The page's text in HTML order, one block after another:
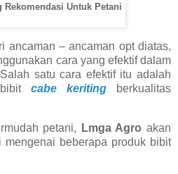
Rekomendasi Untuk Petani
ancaman – ancaman opt diatas,
cara yang efektif dalam
satu cara efektif itu adalah
cabe keriting berkualitas
petani, Lmga Agro akan
mengenai beberapa produk bibit